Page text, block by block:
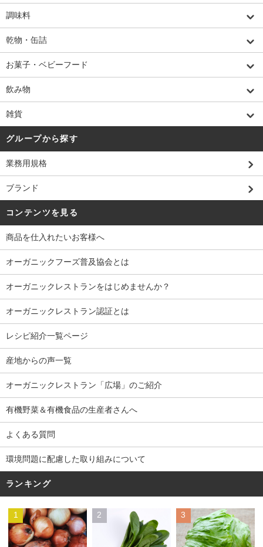
調味料
乾物・缶詰
お菓子・ベビーフード
飲み物
雑貨
グループから探す
業務用規格
ブランド
コンテンツを見る
商品を仕入れたいお客様へ
オーガニックフーズ普及協会とは
オーガニックレストランをはじめませんか？
オーガニックレストラン認証とは
レシピ紹介一覧ページ
産地からの声一覧
オーガニックレストラン「広場」のご紹介
有機野菜＆有機食品の生産者さんへ
よくある質問
環境問題に配慮した取り組みについて
ランキング
1 2 3